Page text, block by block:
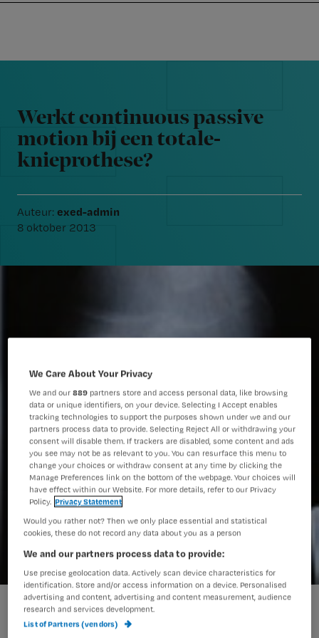
navigation
content
Nursing
Werkt continuous passive motion bij een totale-knieprothese?
Werkt continuous passive
motion bij een totale-
knieprothese?
Auteur: exed-admin
8 oktober 2013
We Care About Your Privacy
We and our889 partners store and access personal data, like browsing
data or unique identifiers, on your device. Selecting I Accept enables
tracking technologies to support the purposes shown under we and our
partners process data to provide. Selecting Reject All or withdrawing your
consent will disable them. If trackers are disabled, some content and ads
you see may not be as relevant to you. You can resurface this menu to
change your choices or withdraw consent at any time by clicking the
Manage Preferences link on the bottom of the webpage. Your choices will
have effect within our Website. For more details, refer to our Privacy
Policy. Privacy Statement
Would you rather not? Then we only place essential and statistical
cookies, these do not record any data about you as a person
We and our partners process data to provide:
Use precise geolocation data. Actively scan device characteristics for
identification. Store and/or access information on a device. Personalised
advertising and content, advertising and content measurement, audience
research and services development.
List of Partners (vendors)